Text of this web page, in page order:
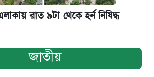
রাত ৯টা থেকে হর্ন নিষিদ্ধ
জাতীয়